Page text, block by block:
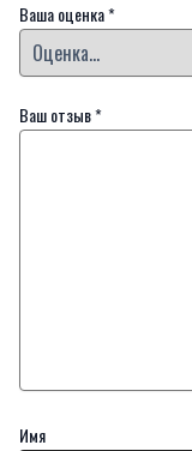
Ваша оценка*
Ваш отзыв*
Имя